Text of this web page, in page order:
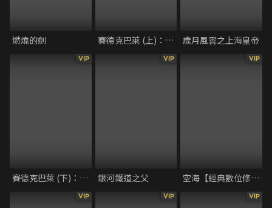
燃燒的劍 賽德克巴萊 (上)：太陽旗 歲月風雲之上海皇帝
VIP
賽德克巴萊 (下)：彩虹橋
VIP
銀河鐵道之父
VIP
空海【經典數位修復】
VIP VIP VIP